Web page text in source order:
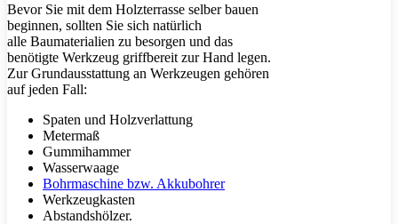
Bevor Sie mit dem Holzterrasse selber bauen
beginnen, sollten Sie sich natürlich
alle Baumaterialien zu besorgen und das
benötigte Werkzeug griffbereit zur Hand legen.
Zur Grundausstattung an Werkzeugen gehören
auf jeden Fall:
Spaten und Holzverlattung
Metermaß
Gummihammer
Wasserwaage
Bohrmaschine bzw. Akkubohrer
Werkzeugkasten
Abstandshölzer.